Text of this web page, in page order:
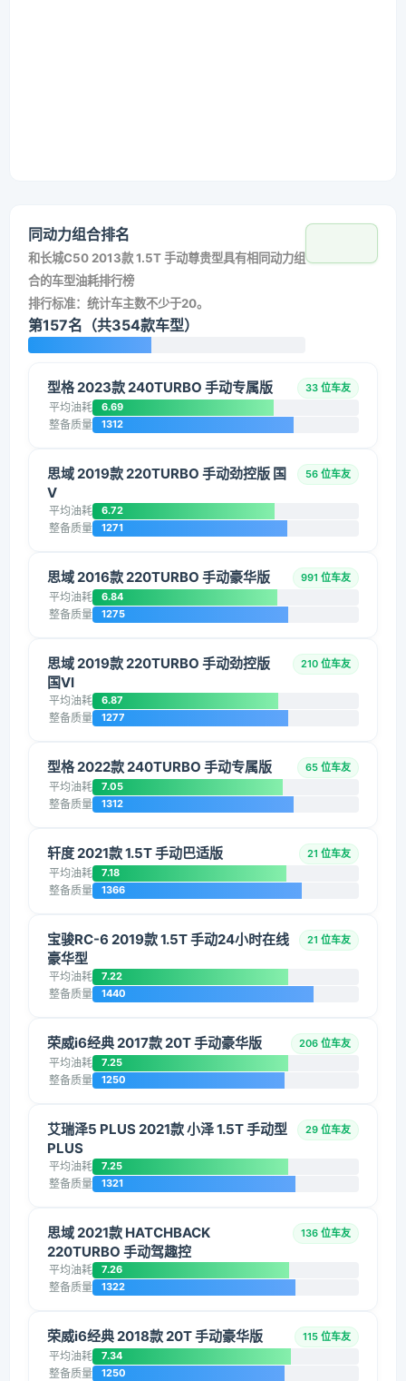
同动力组合排名
和长城C50 2013款 1.5T 手动尊贵型具有相同动力组
合的车型油耗排行榜
排行标准：统计车主数不少于20。
第157名（共354款车型）
型格 2023款 240TURBO 手动专属版 33 位车友
平均油耗 6.69
整备质量 1312
思域 2019款 220TURBO 手动劲控版 国
V
56 位车友
平均油耗 6.72
整备质量 1271
思域 2016款 220TURBO 手动豪华版 991 位车友
平均油耗 6.84
整备质量 1275
思域 2019款 220TURBO 手动劲控版
国VI
210 位车友
平均油耗 6.87
整备质量 1277
型格 2022款 240TURBO 手动专属版 65 位车友
平均油耗 7.05
整备质量 1312
轩度 2021款 1.5T 手动巴适版 21 位车友
平均油耗 7.18
整备质量 1366
宝骏RC-6 2019款 1.5T 手动24小时在线
豪华型
21 位车友
平均油耗 7.22
整备质量 1440
荣威i6经典 2017款 20T 手动豪华版 206 位车友
平均油耗 7.25
整备质量 1250
艾瑞泽5 PLUS 2021款 小泽 1.5T 手动型
PLUS
29 位车友
平均油耗 7.25
整备质量 1321
思域 2021款 HATCHBACK
220TURBO 手动驾趣控
136 位车友
平均油耗 7.26
整备质量 1322
荣威i6经典 2018款 20T 手动豪华版 115 位车友
平均油耗 7.34
整备质量 1250